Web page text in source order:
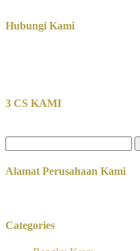
Hubungi Kami
3 CS KAMI
for:
Alamat Perusahaan Kami
Categories